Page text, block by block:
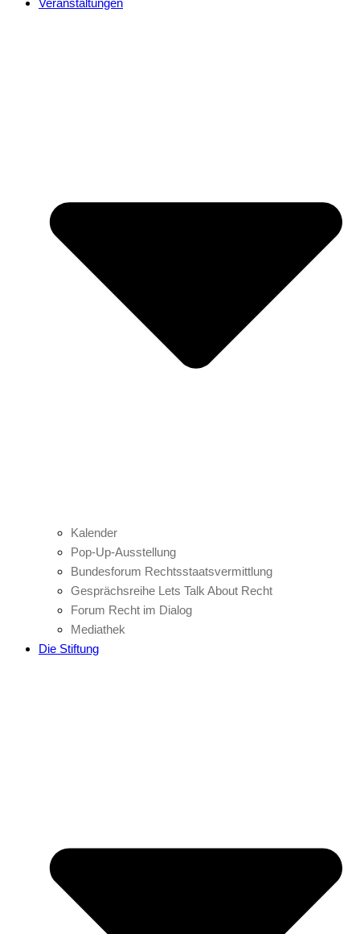
Veranstaltungen
Kalender
Pop-Up-Ausstellung
Bundesforum Rechtsstaatsvermittlung
Gesprächsreihe Lets Talk About Recht
Forum Recht im Dialog
Mediathek
Die Stiftung